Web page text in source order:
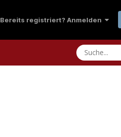
Bereits registriert? Anmelden